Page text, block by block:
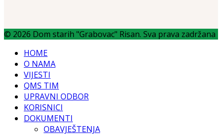
© 2026 Dom starih "Grabovac" Risan. Sva prava zadržana
HOME
O NAMA
VIJESTI
QMS TIM
UPRAVNI ODBOR
KORISNICI
DOKUMENTI
OBAVJEŠTENJA